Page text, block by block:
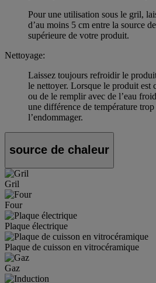
Pour une utilisation sous le gril,
d’au moins 5 cm entre la source
supérieure de votre produit.
Nettoyage:
Laissez toujours refroidir le
le nettoyer. Lorsque le produit est
ou de le remplir avec de l’eau
une différence de température
l’endommager.
source de chaleur
Gril
Four
Plaque électrique
Plaque de cuisson en vitrocéramique
Gaz